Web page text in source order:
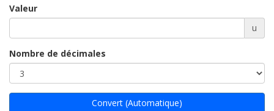
Valeur
u
Nombre de décimales
Convert (Automatique)